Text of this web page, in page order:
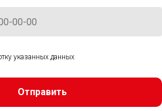
указанных данных
Отправить